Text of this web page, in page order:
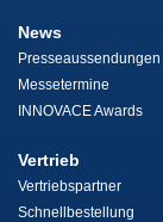
News
Presseaussendungen
Messetermine
INNOVACE Awards
Vertrieb
Vertriebspartner
Schnellbestellung